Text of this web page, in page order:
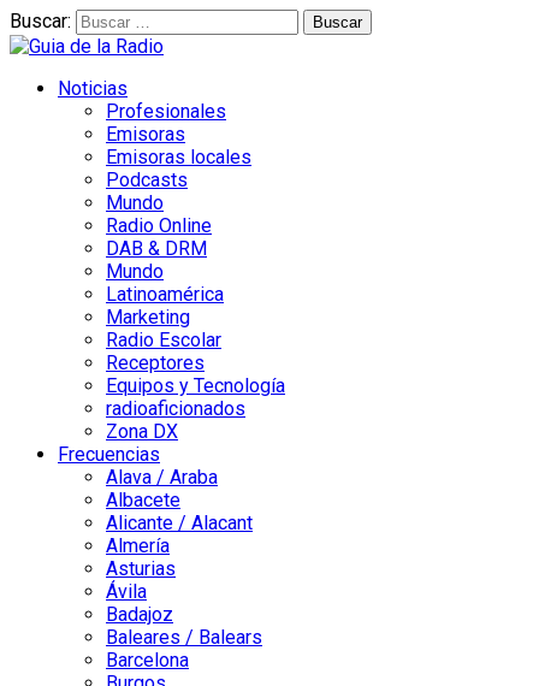
Buscar:
Noticias
Profesionales
Emisoras
Emisoras locales
Podcasts
Mundo
Radio Online
DAB & DRM
Mundo
Latinoamérica
Marketing
Radio Escolar
Receptores
Equipos y Tecnología
radioaficionados
Zona DX
Frecuencias
Alava / Araba
Albacete
Alicante / Alacant
Almería
Asturias
Ávila
Badajoz
Baleares / Balears
Barcelona